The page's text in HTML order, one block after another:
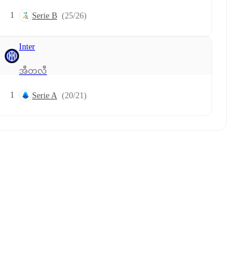
1 Serie B (25/26)
Inter
အီတလီ
1 Serie A (20/21)